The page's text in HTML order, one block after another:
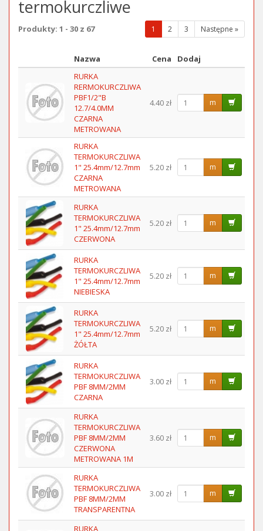
termokurczliwe
1
(wybrana
strona)
2 3 Następne »
Produkty: 1 - 30 z 67
Obraz
Nazwa Cena
Dodaj
RURKA
RERMOKURCZLIWA
PBF1/2"B
12.7/4.0MM
CZARNA
METROWANA
4.40 zł m
RURKA
TERMOKURCZLIWA
1" 25.4mm/12.7mm
CZARNA
METROWANA
5.20 zł m
RURKA
TERMOKURCZLIWA
1" 25.4mm/12.7mm
CZERWONA
5.20 zł m
RURKA
TERMOKURCZLIWA
1" 25.4mm/12.7mm
NIEBIESKA
5.20 zł m
RURKA
TERMOKURCZLIWA
1" 25.4mm/12.7mm
ŻÓŁTA
5.20 zł m
RURKA
TERMOKURCZLIWA
PBF 8MM/2MM
CZARNA
3.00 zł m
RURKA
TERMOKURCZLIWA
PBF 8MM/2MM
CZERWONA
METROWANA 1M
3.60 zł m
RURKA
TERMOKURCZLIWA
PBF 8MM/2MM
TRANSPARENTNA
3.00 zł m
RURKA